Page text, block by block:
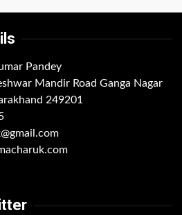
Pandey
Mandir Road Ganga Nagar
249201